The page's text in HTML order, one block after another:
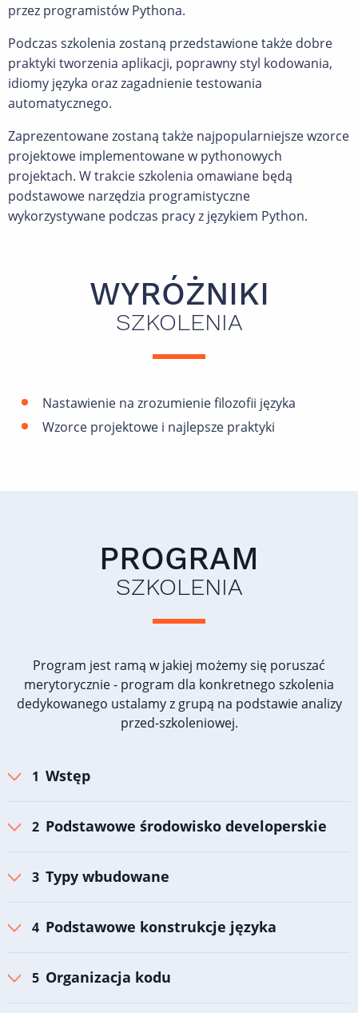
przez programistów Pythona.
Podczas szkolenia zostaną przedstawione także dobre
praktyki tworzenia aplikacji, poprawny styl kodowania,
idiomy języka oraz zagadnienie testowania
automatycznego.
Zaprezentowane zostaną także najpopularniejsze wzorce
projektowe implementowane w pythonowych
projektach. W trakcie szkolenia omawiane będą
podstawowe narzędzia programistyczne
wykorzystywane podczas pracy z językiem Python.
WYRÓŻNIKI
SZKOLENIA
Nastawienie na zrozumienie filozofii języka
Wzorce projektowe i najlepsze praktyki
PROGRAM
SZKOLENIA
Program jest ramą w jakiej możemy się poruszać
merytorycznie - program dla konkretnego szkolenia
dedykowanego ustalamy z grupą na podstawie analizy
przed-szkoleniowej.
Wstęp
Podstawowe środowisko developerskie
Typy wbudowane
Podstawowe konstrukcje języka
Organizacja kodu